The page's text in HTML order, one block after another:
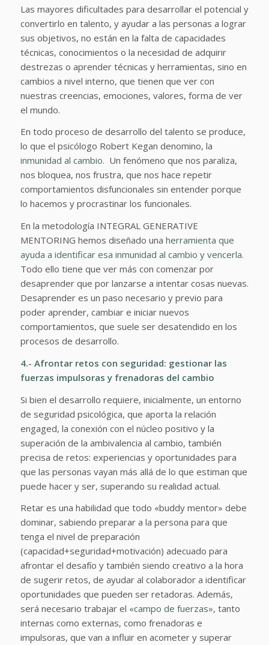
Las mayores dificultades para desarrollar el potencial y
convertirlo en talento, y ayudar a las personas a lograr
sus objetivos, no están en la falta de capacidades
técnicas, conocimientos o la necesidad de adquirir
destrezas o aprender técnicas y herramientas, sino en
cambios a nivel interno, que tienen que ver con
nuestras creencias, emociones, valores, forma de ver
el mundo.
En todo proceso de desarrollo del talento se produce,
lo que el psicólogo Robert Kegan denomino, la
inmunidad al cambio. Un fenómeno que nos paraliza,
nos bloquea, nos frustra, que nos hace repetir
comportamientos disfuncionales sin entender porque
lo hacemos y procrastinar los funcionales.
En la metodología INTEGRAL GENERATIVE
MENTORING hemos diseñado una herramienta que
ayuda a identificar esa inmunidad al cambio y vencerla.
Todo ello tiene que ver más con comenzar por
desaprender que por lanzarse a intentar cosas nuevas.
Desaprender es un paso necesario y previo para
poder aprender, cambiar e iniciar nuevos
comportamientos, que suele ser desatendido en los
procesos de desarrollo.
4.- Afrontar retos con seguridad: gestionar las
fuerzas impulsoras y frenadoras del cambio
Si bien el desarrollo requiere, inicialmente, un entorno
de seguridad psicológica, que aporta la relación
engaged, la conexión con el núcleo positivo y la
superación de la ambivalencia al cambio, también
precisa de retos: experiencias y oportunidades para
que las personas vayan más allá de lo que estiman que
puede hacer y ser, superando su realidad actual.
Retar es una habilidad que todo «buddy mentor» debe
dominar, sabiendo preparar a la persona para que
tenga el nivel de preparación
(capacidad+seguridad+motivación) adecuado para
afrontar el desafío y también siendo creativo a la hora
de sugerir retos, de ayudar al colaborador a identificar
oportunidades que pueden ser retadoras. Además,
será necesario trabajar el «campo de fuerzas», tanto
internas como externas, como frenadoras e
impulsoras, que van a influir en acometer y superar